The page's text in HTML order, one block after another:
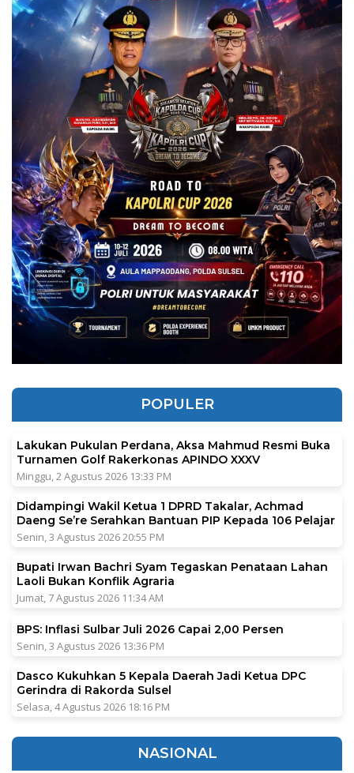
POPULER
Lakukan Pukulan Perdana, Aksa Mahmud Resmi Buka
Turnamen Golf Rakerkonas APINDO XXXV
Minggu, 2 Agustus 2026 13:33 PM
Didampingi Wakil Ketua 1 DPRD Takalar, Achmad
Daeng Se’re Serahkan Bantuan PIP Kepada 106 Pelajar
Senin, 3 Agustus 2026 20:55 PM
Bupati Irwan Bachri Syam Tegaskan Penataan Lahan
Laoli Bukan Konflik Agraria
Jumat, 7 Agustus 2026 11:34 AM
BPS: Inflasi Sulbar Juli 2026 Capai 2,00 Persen
Senin, 3 Agustus 2026 13:36 PM
Dasco Kukuhkan 5 Kepala Daerah Jadi Ketua DPC
Gerindra di Rakorda Sulsel
Selasa, 4 Agustus 2026 18:16 PM
NASIONAL